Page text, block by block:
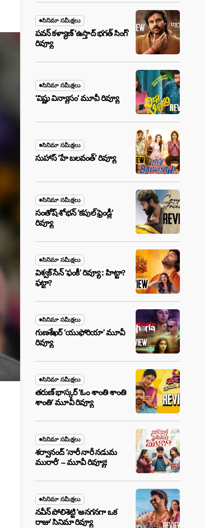
సినిమా సమీక్షలు
పవన్ కళ్యాణ్ ‘ఉస్తాద్ భ‌గ‌త్ సింగ్’
రివ్యూ
సినిమా సమీక్షలు
‘విష్ణు విన్యాసం’ మూవీ రివ్యూ
సినిమా సమీక్షలు
సుహాస్ ‘హే బలవంత్’ రివ్యూ
సినిమా సమీక్షలు
సంతోష్ శోభన్ ‘కపుల్ ఫ్రెండ్లీ’
రివ్యూ
సినిమా సమీక్షలు
విశ్వక్ సేన్ ‘ఫంకీ’ రివ్యూ : హిట్టా?
ఫట్టా?
సినిమా సమీక్షలు
గుణశేఖర్ ‘యుఫోరియా’ మూవీ
రివ్యూ
సినిమా సమీక్షలు
తరుణ్ భాస్కర్ ‘ఓం శాంతి శాంతి
శాంతి’ మూవీ రివ్యూ
సినిమా సమీక్షలు
శర్వానంద్ ‘నారీ నారీ నడుమ
మురారీ’ – మూవీ రివ్యూ!
సినిమా సమీక్షలు
నవీన్ పోలిశెట్టి ‘అనగనగా ఒక
రాజు’ సినిమా రివ్యూ